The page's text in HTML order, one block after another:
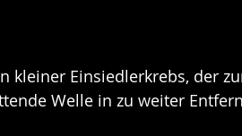
kleiner Einsiedlerkrebs, der
Welle in zu weiter